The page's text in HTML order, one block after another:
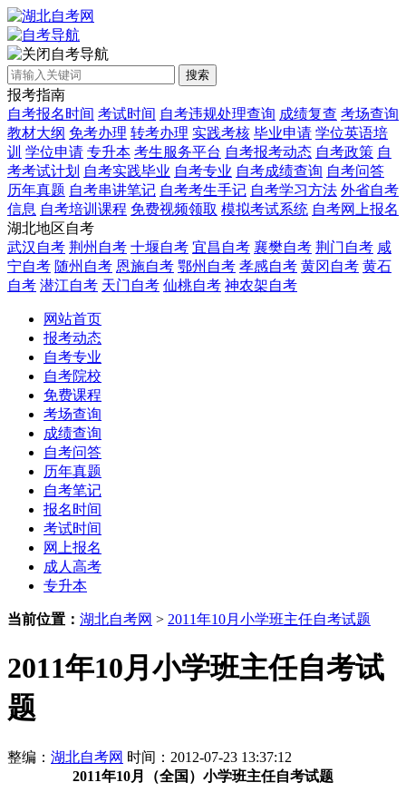
自考导航
搜索
报考指南
自考报名时间 考试时间 自考违规处理查询 成绩复查 考场查询
教材大纲 免考办理 转考办理 实践考核 毕业申请 学位英语培
训 学位申请 专升本 考生服务平台 自考报考动态 自考政策 自
考考试计划 自考实践毕业 自考专业 自考成绩查询 自考问答
历年真题 自考串讲笔记 自考考生手记 自考学习方法 外省自考
信息 自考培训课程 免费视频领取 模拟考试系统 自考网上报名
湖北地区自考
武汉自考 荆州自考 十堰自考 宜昌自考 襄樊自考 荆门自考 咸
宁自考 随州自考 恩施自考 鄂州自考 孝感自考 黄冈自考 黄石
自考 潜江自考 天门自考 仙桃自考 神农架自考
网站首页
报考动态
自考专业
自考院校
免费课程
考场查询
成绩查询
自考问答
历年真题
自考笔记
报名时间
考试时间
网上报名
成人高考
专升本
当前位置： 湖北自考网 > 2011年10月小学班主任自考试题
2011年10月小学班主任自考试
题
整编： 湖北自考网 时间：2012-07-23 13:37:12
2011年10月（全国）小学班主任自考试题